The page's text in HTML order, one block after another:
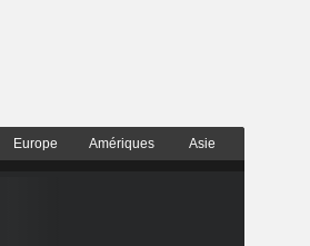
Europe Amériques Asie